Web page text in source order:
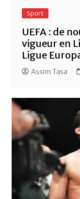
Sport
UEFA : de
vigueur en
Ligue
Assim Tasa